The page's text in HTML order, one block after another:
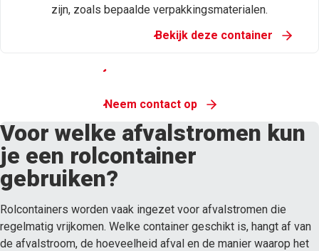
zijn, zoals bepaalde verpakkingsmaterialen.
Bekijk deze container
Vraag advies aan
Neem contact op
Voor welke afvalstromen kun
je een rolcontainer
gebruiken?
Rolcontainers worden vaak ingezet voor afvalstromen die
regelmatig vrijkomen. Welke container geschikt is, hangt af van
de afvalstroom, de hoeveelheid afval en de manier waarop het